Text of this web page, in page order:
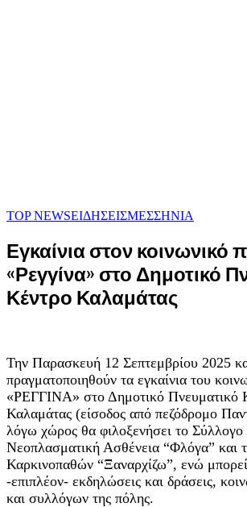
TOP NEWSΕΙΔΗΣΕΙΣΜΕΣΣΗΝΙΑ
Εγκαίνια στον κοινωνικό
«Ρεγγίνα» στο Δημοτικό
Κέντρο Καλαμάτας
Την Παρασκευή 12 Σεπτεμβρίου 2025
πραγματοποιηθούν τα εγκαίνια του
«ΡΕΓΓΙΝΑ» στο Δημοτικό Πνευματικό
Καλαμάτας (είσοδος από πεζόδρομο
λόγω χώρος θα φιλοξενήσει το Σύλλογο
Νεοπλασματική Ασθένεια “Φλόγα” και
Καρκινοπαθών “Ξαναρχίζω”, ενώ
-επιπλέον- εκδηλώσεις και δράσεις,
και συλλόγων της πόλης.